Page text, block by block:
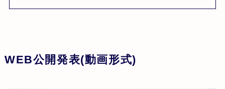
WEB公開発表(動画形式)